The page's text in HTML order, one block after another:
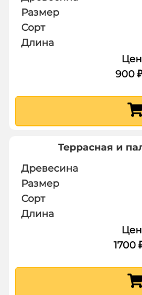
Размер
Сорт
Длина
900 ₽
Террасная и
Древесина
Размер
Сорт
Длина
1700